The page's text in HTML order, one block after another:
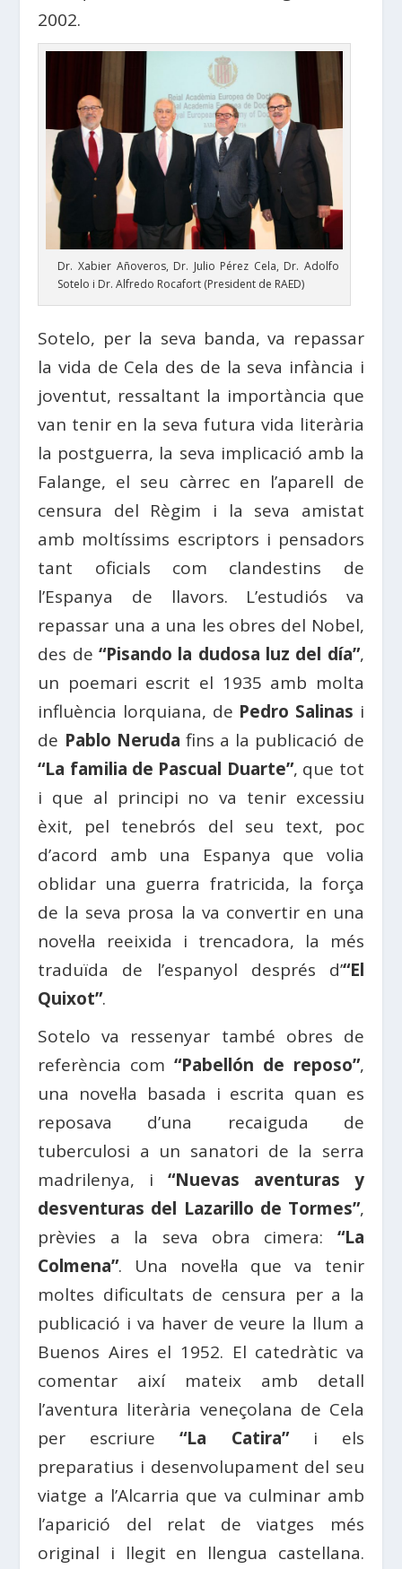
2002.
Dr. Xabier Añoveros, Dr. Julio Pérez Cela, Dr. Adolfo
Sotelo i Dr. Alfredo Rocafort (President de RAED)
Sotelo, per la seva banda, va repassar
la vida de Cela des de la seva infància i
joventut, ressaltant la importància que
van tenir en la seva futura vida literària
la postguerra, la seva implicació amb la
Falange, el seu càrrec en l’aparell de
censura del Règim i la seva amistat
amb moltíssims escriptors i pensadors
tant oficials com clandestins de
l’Espanya de llavors. L’estudiós va
repassar una a una les obres del Nobel,
des de“Pisando la dudosa luz del día”,
un poemari escrit el 1935 amb molta
influència lorquiana, de Pedro Salinas i
de Pablo Neruda fins a la publicació de
“La familia de Pascual Duarte”, que tot
i que al principi no va tenir excessiu
èxit, pel tenebrós del seu text, poc
d’acord amb una Espanya que volia
oblidar una guerra fratricida, la força
de la seva prosa la va convertir en una
novel·la reeixida i trencadora, la més
traduïda de l’espanyol després d’“El
Quixot”.
Sotelo va ressenyar també obres de
referència com “Pabellón de reposo”,
una novel·la basada i escrita quan es
reposava d’una recaiguda de
tuberculosi a un sanatori de la serra
madrilenya, i “Nuevas aventuras y
desventuras del Lazarillo de Tormes”,
prèvies a la seva obra cimera: “La
Colmena”. Una novel·la que va tenir
moltes dificultats de censura per a la
publicació i va haver de veure la llum a
Buenos Aires el 1952. El catedràtic va
comentar així mateix amb detall
l’aventura literària veneçolana de Cela
per escriure“La Catira”i els
preparatius i desenvolupament del seu
viatge a l’Alcarria que va culminar amb
l’aparició del relat de viatges més
original i llegit en llengua castellana.